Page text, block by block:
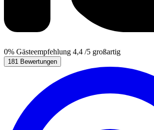
0% Gästeempfehlung 4,4 /5 großartig
181 Bewertungen